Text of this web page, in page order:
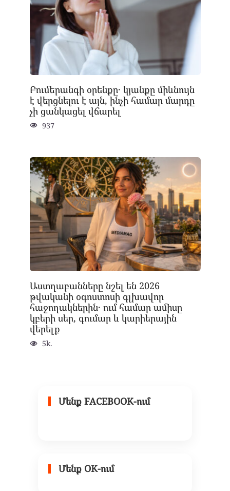
Բումերանգի օրենքը․ կյանքը միևնույն
է վերցնելու է այն, ինչի համար մարդը
չի ցանկացել վճարել
937
Աստղաբանները նշել են 2026
թվականի օգոստոսի գլխավոր
հաջողակներին․ ում համար ամիսը
կբերի սեր, գումար և կարիերային
վերելք
5k.
Մենք FACEBOOK-ում
Մենք OK-ում